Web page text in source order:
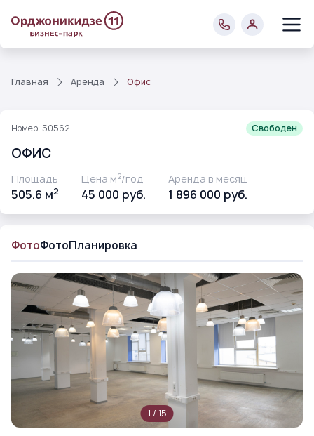
Главная Аренда Офис
Номер: 50562 Свободен
ОФИС
Площадь
505.6 м2
Цена м2/год
45 000 руб.
Аренда в месяц
1 896 000 руб.
ФотоФотоПланировка
1 / 15